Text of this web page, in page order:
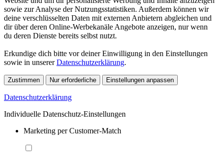
sowie zur Analyse der Nutzungsstatistiken. Außerdem können wir
deine verschlüsselten Daten mit externen Anbietern abgleichen und
dir über deren Online-Werbekanäle Angebote anzeigen, nur wenn
du deren Dienste bereits selbst nutzt.
Erkundige dich bitte vor deiner Einwilligung in den Einstellungen
sowie in unsererDatenschutzerklärung.
Zustimmen Nur erforderliche Einstellungen anpassen
Datenschutzerklärung
Individuelle Datenschutz-Einstellungen
Marketing per Customer-Match